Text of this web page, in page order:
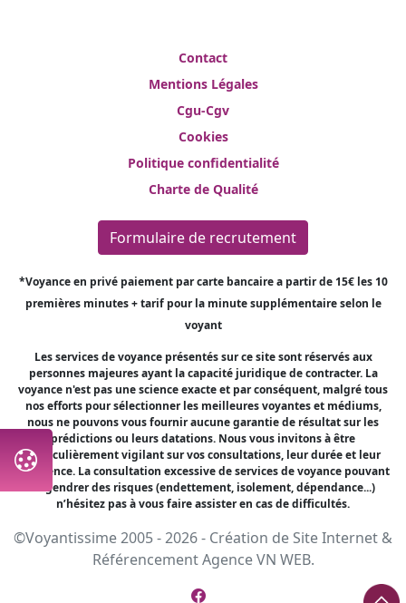
Contact
Mentions Légales
Cgu-Cgv
Cookies
Politique confidentialité
Charte de Qualité
Formulaire de recrutement
*Voyance en privé paiement par carte bancaire a partir de 15€ les 10
premières minutes + tarif pour la minute supplémentaire selon le
voyant
Les services de voyance présentés sur ce site sont réservés aux
personnes majeures ayant la capacité juridique de contracter. La
voyance n'est pas une science exacte et par conséquent, malgré tous
nos efforts pour sélectionner les meilleures voyantes et médiums,
nous ne pouvons vous fournir aucune garantie de résultat sur les
prédictions ou leurs datations. Nous vous invitons à être
particulièrement vigilant sur vos consultations, leur durée et leur
fréquence. La consultation excessive de services de voyance pouvant
engendrer des risques (endettement, isolement, dépendance...)
n’hésitez pas à vous faire assister en cas de difficultés.
©Voyantissime 2005 - 2026 - Création de Site Internet &
RéférencementAgence VN WEB.